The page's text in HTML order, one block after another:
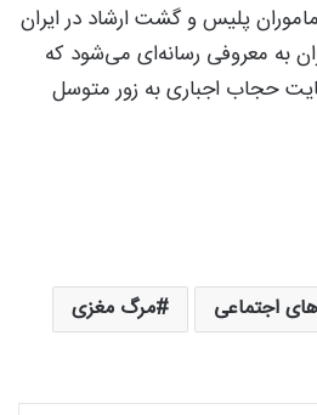
پلیس و گشت ارشاد در ایران
به معروفی رسانه‌ای می‌شود که
حجاب اجباری به زور متوسل
اجتماعی
مرگ مغزی